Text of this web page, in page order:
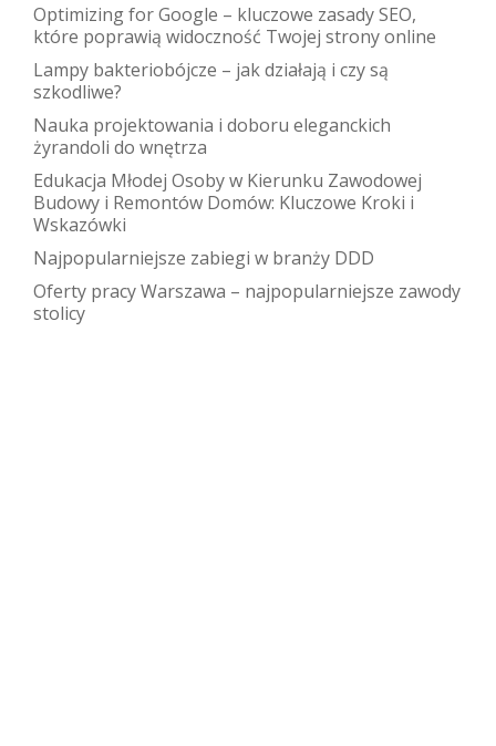
Optimizing for Google – kluczowe zasady SEO,
które poprawią widoczność Twojej strony online
Lampy bakteriobójcze – jak działają i czy są
szkodliwe?
Nauka projektowania i doboru eleganckich
żyrandoli do wnętrza
Edukacja Młodej Osoby w Kierunku Zawodowej
Budowy i Remontów Domów: Kluczowe Kroki i
Wskazówki
Najpopularniejsze zabiegi w branży DDD
Oferty pracy Warszawa – najpopularniejsze zawody
stolicy